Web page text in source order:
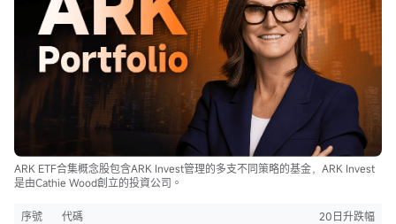
ARK ETF合集概念股包含ARK Invest管理的多支不同策略的基金，ARK Invest
是由Cathie Wood創立的投資公司。
序號 代碼 20日升跌幅